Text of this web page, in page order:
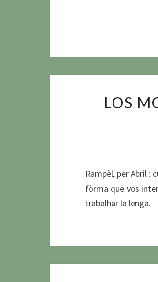
LOS
Rampèl, per Abril :
fòrma que vos
trabalhar la lenga.